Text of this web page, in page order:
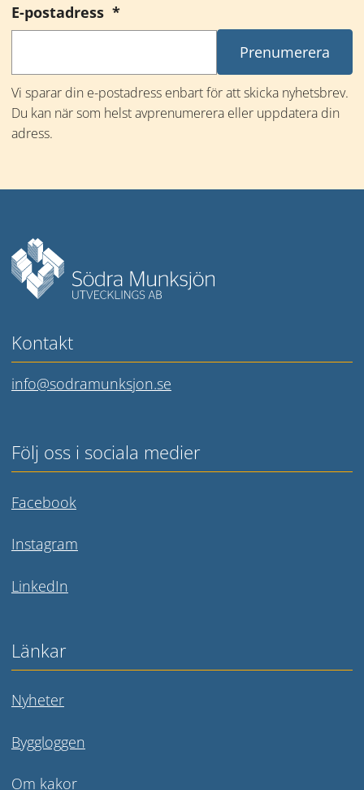
E-postadress *(obligatorisk)
Vi sparar din e-postadress enbart för att skicka nyhetsbrev.
Du kan när som helst avprenumerera eller uppdatera din
adress.
Kontakt
info@sodramunksjon.se
Följ oss i sociala medier
FacebookLänk till annan webbplats.
InstagramLänk till annan webbplats.
LinkedInLänk till annan webbplats.
Länkar
Nyheter
Byggloggen
Om kakor